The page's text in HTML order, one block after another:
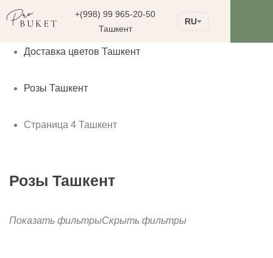
+(998) 99 965-20-50
Ташкент
RU
Доставка цветов Ташкент
Розы Ташкент
Страница 4 Ташкент
Розы Ташкент
Показать фильтрыСкрыть фильтры